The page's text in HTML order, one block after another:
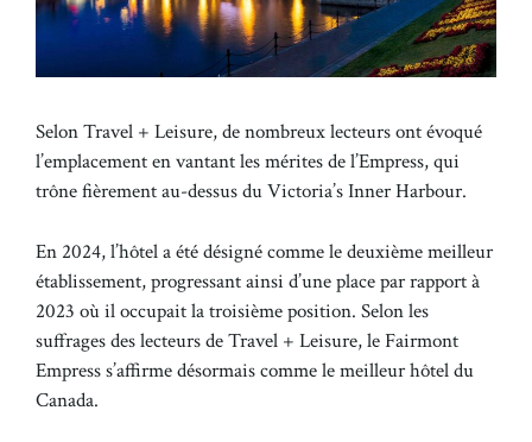
Selon Travel + Leisure, de nombreux lecteurs ont évoqué
l’emplacement en vantant les mérites de l’Empress, qui
trône fièrement au-dessus du Victoria’s Inner Harbour.
En 2024, l’hôtel a été désigné comme le deuxième meilleur
établissement, progressant ainsi d’une place par rapport à
2023 où il occupait la troisième position. Selon les
suffrages des lecteurs de Travel + Leisure, le Fairmont
Empress s’affirme désormais comme le meilleur hôtel du
Canada.